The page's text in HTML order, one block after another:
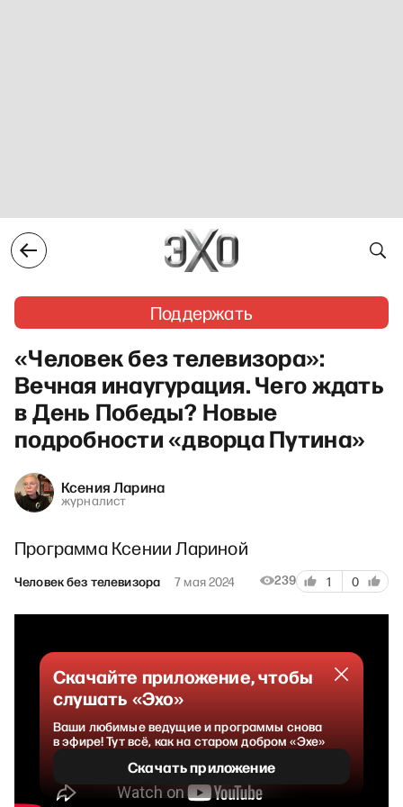
Поддержать
«Человек без телевизора»:
Вечная инаугурация. Чего ждать
в День Победы? Новые
подробности «дворца Путина»
Ксения Ларина
журналист
Программа Ксении Лариной
Человек без телевизора 7 мая 2024 239 1 0
Скачайте приложение, чтобы
слушать «Эхо»
Ваши любимые ведущие и программы снова
в эфире! Тут всё, как на старом добром «Эхе»
Скачать приложение